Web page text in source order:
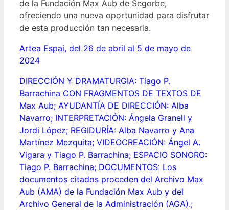
de la Fundación Max Aub de Segorbe,
ofreciendo una nueva oportunidad para disfrutar
de esta producción tan necesaria.
Artea Espai, del 26 de abril al 5 de mayo de
2024
DIRECCIÓN Y DRAMATURGIA: Tiago P.
Barrachina CON FRAGMENTOS DE TEXTOS DE
Max Aub; AYUDANTÍA DE DIRECCIÓN: Alba
Navarro; INTERPRETACIÓN: Ángela Granell y
Jordi López; REGIDURÍA: Alba Navarro y Ana
Martínez Mezquita; VIDEOCREACIÓN: Ángel A.
Vigara y Tiago P. Barrachina; ESPACIO SONORO:
Tiago P. Barrachina; DOCUMENTOS: Los
documentos citados proceden del Archivo Max
Aub (AMA) de la Fundación Max Aub y del
Archivo General de la Administración (AGA).;